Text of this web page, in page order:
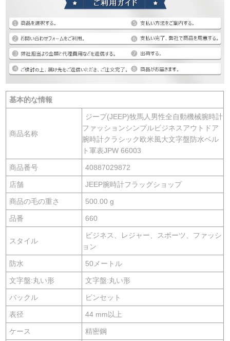
基本的な情報
商品名称
ジープ(JEEP)牧馬人男性全自動機械腕時計
ファッションシンプルビジネスアウトドア
腕時計クラシック欧米風大文字盤防水ベル
ト軍表JPW 66003
商品番号 40887029872
店舗 JEEP腕時計フラッグショップ
商品の毛の重さ 500.00 g
品番 660
スタイル
ビジネス、レジャー、スポーツ、ファッシ
ョン
防水 50メートル
文字盤:丸い形 文字盤:丸い形
バックル ピンセット
表径 44 mm以上
ケース 精密鋼